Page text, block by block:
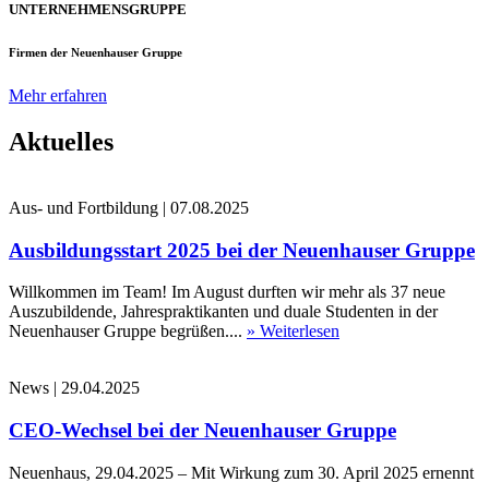
UNTERNEHMENSGRUPPE
Firmen der Neuenhauser Gruppe
Mehr erfahren
Aktuelles
Aus- und Fortbildung | 07.08.2025
Ausbildungsstart 2025 bei der Neuenhauser Gruppe
Willkommen im Team! Im August durften wir mehr als 37 neue
Auszubildende, Jahrespraktikanten und duale Studenten in der
Neuenhauser Gruppe begrüßen.... » Weiterlesen
News | 29.04.2025
CEO-Wechsel bei der Neuenhauser Gruppe
Neuenhaus, 29.04.2025 – Mit Wirkung zum 30. April 2025 ernennt